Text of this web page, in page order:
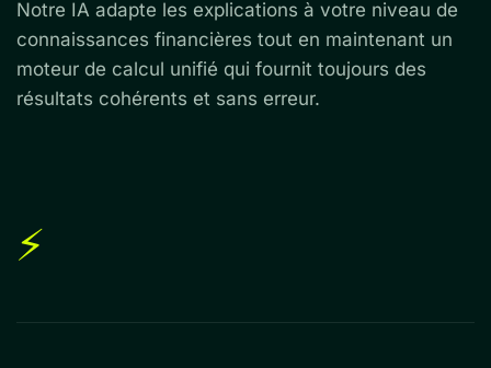
Notre IA adapte les explications à votre niveau de
connaissances financières tout en maintenant un
moteur de calcul unifié qui fournit toujours des
résultats cohérents et sans erreur.
⚡